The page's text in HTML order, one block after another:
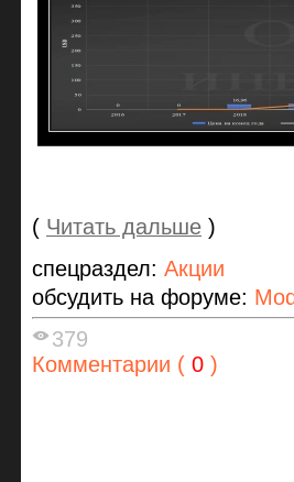
( Читать дальше )
спецраздел: Акции
обсудить на форуме:
379
Комментарии ( 0 )